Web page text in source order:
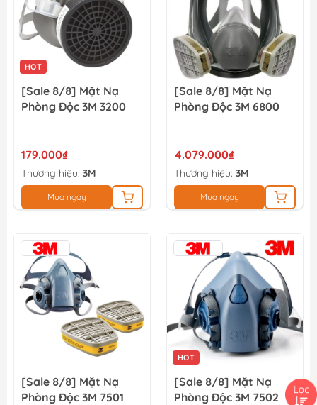
HOT
[Sale 8/8] Mặt Nạ
Phòng Độc 3M 3200
179.000₫
Thương hiệu: 3M
Mua ngay
[Sale 8/8] Mặt Nạ
Phòng Độc 3M 6800
4.079.000₫
Thương hiệu: 3M
Mua ngay
[Sale 8/8] Mặt Nạ
Phòng Độc 3M 7501
HOT
[Sale 8/8] Mặt Nạ
Phòng Độc 3M 7502